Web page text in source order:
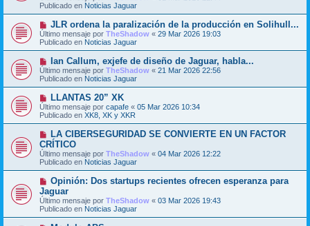
s
a
e
o
m
e
n
s
a
e
Publicado en Noticias Jaguar
N
u
e
v
o
m
e
n
s
j
e
JLR ordena la paralización de la producción en Solihull...
Último mensaje por TheShadow « 29 Mar 2026 19:03
Publicado en Noticias Jaguar
N
u
e
v
o
m
e
n
s
j
e
Ian Callum, exjefe de diseño de Jaguar, habla...
Último mensaje por TheShadow « 21 Mar 2026 22:56
Publicado en Noticias Jaguar
N
u
e
v
o
m
e
n
s
a
LLANTAS 20” XK
Último mensaje por capafe « 05 Mar 2026 10:34
Publicado en XK8, XK y XKR
N
u
e
v
o
m
e
n
s
a
e
LA CIBERSEGURIDAD SE CONVIERTE EN UN FACTOR
CRÍTICO
Último mensaje por TheShadow « 04 Mar 2026 12:22
Publicado en Noticias Jaguar
N
e
v
o
m
Opinión: Dos startups recientes ofrecen esperanza para
Jaguar
Último mensaje por TheShadow « 03 Mar 2026 19:43
Publicado en Noticias Jaguar